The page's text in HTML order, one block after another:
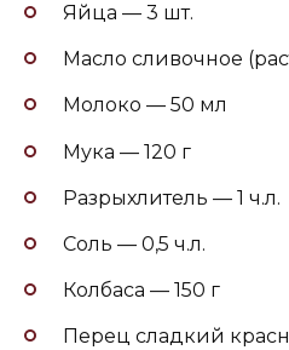
Яйца — 3 шт.
Масло сливочное
Молоко — 50 мл
Мука — 120 г
Разрыхлитель — 1 ч.л.
Соль — 0,5 ч.л.
Колбаса — 150 г
Перец сладкий